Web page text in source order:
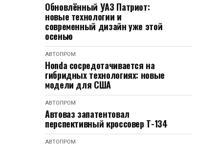
Обновлённый УАЗ Патриот:
новые технологии и
современный дизайн уже этой
осенью
АВТОПРОМ
Honda сосредотачивается на
гибридных технологиях: новые
модели для США
АВТОПРОМ
Автоваз запатентовал
перспективный кроссовер Т-134
АВТОПРОМ